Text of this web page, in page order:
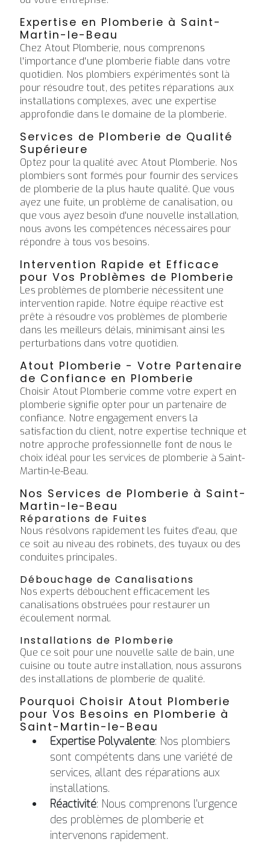
Expertise en Plomberie à Saint-
Martin-le-Beau
Chez Atout Plomberie, nous comprenons
l'importance d'une plomberie fiable dans votre
quotidien. Nos plombiers expérimentés sont là
pour résoudre tout, des petites réparations aux
installations complexes, avec une expertise
approfondie dans le domaine de la plomberie.
Services de Plomberie de Qualité
Supérieure
Optez pour la qualité avec Atout Plomberie. Nos
plombiers sont formés pour fournir des services
de plomberie de la plus haute qualité. Que vous
ayez une fuite, un problème de canalisation, ou
que vous ayez besoin d'une nouvelle installation,
nous avons les compétences nécessaires pour
répondre à tous vos besoins.
Intervention Rapide et Efficace
pour Vos Problèmes de Plomberie
Les problèmes de plomberie nécessitent une
intervention rapide. Notre équipe réactive est
prête à résoudre vos problèmes de plomberie
dans les meilleurs délais, minimisant ainsi les
perturbations dans votre quotidien.
Atout Plomberie - Votre Partenaire
de Confiance en Plomberie
Choisir Atout Plomberie comme votre expert en
plomberie signifie opter pour un partenaire de
confiance. Notre engagement envers la
satisfaction du client, notre expertise technique et
notre approche professionnelle font de nous le
choix idéal pour les services de plomberie à Saint-
Martin-le-Beau.
Nos Services de Plomberie à Saint-
Martin-le-Beau
Réparations de Fuites
Nous résolvons rapidement les fuites d'eau, que
ce soit au niveau des robinets, des tuyaux ou des
conduites principales.
Débouchage de Canalisations
Nos experts débouchent efficacement les
canalisations obstruées pour restaurer un
écoulement normal.
Installations de Plomberie
Que ce soit pour une nouvelle salle de bain, une
cuisine ou toute autre installation, nous assurons
des installations de plomberie de qualité.
Pourquoi Choisir Atout Plomberie
pour Vos Besoins en Plomberie à
Saint-Martin-le-Beau
Expertise Polyvalente: Nos plombiers
sont compétents dans une variété de
services, allant des réparations aux
installations.
Réactivité: Nous comprenons l'urgence
des problèmes de plomberie et
intervenons rapidement.